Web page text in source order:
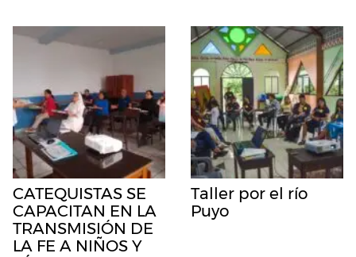
CATEQUISTAS SE
CAPACITAN EN LA
TRANSMISIÓN DE
LA FE A NIÑOS Y
Taller por el río
Puyo